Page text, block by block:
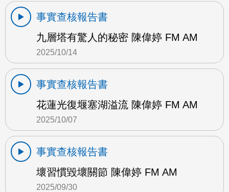
事實查核報告書
九層塔有驚人的秘密 陳偉婷 FM AM
2025/10/14
事實查核報告書
花蓮光復堰塞湖溢流 陳偉婷 FM AM
2025/10/07
事實查核報告書
壞習慣毀壞關節 陳偉婷 FM AM
2025/09/30